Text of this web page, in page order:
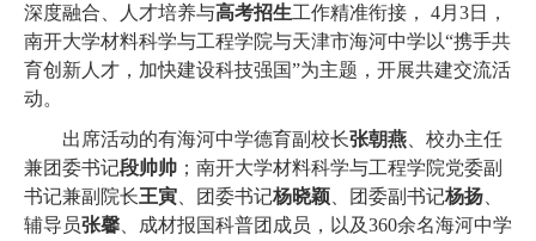
深度融合、人才培养与高考招生工作精准衔接， 4月 3日，
南开大学材料科学与工程学院与天津市海河中学以“携手共
育创新人才，加快建设科技强国”为主题，开展共建交流活
动。
出席活动的有海河中学德育副校长张朝燕 、校办主任
兼团委书记段帅帅 ；南开大学材料科学与工程学院党委副
书记兼副院长王寅 、团委书记杨晓颖 、团委副书记杨扬
辅导员张馨 、成材报国科普团成员，以及360余名海河中学